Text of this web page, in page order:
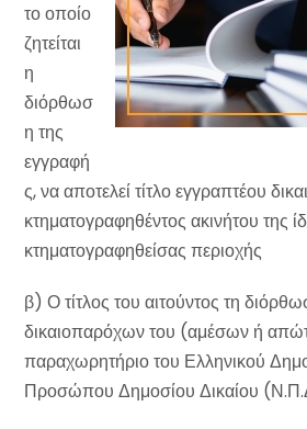
το οποίο
ζητείται
η
διόρθωσ
η της
εγγραφή
ς, να αποτελεί τίτλο εγγραπτέου
κτηματογραφηθέντος ακινήτου της
κτηματογραφηθείσας περιοχής
β) Ο τίτλος του αιτούντος τη
δικαιοπαρόχων του (αμέσων ή
παραχωρητήριο του Ελληνικού
Προσώπου Δημοσίου Δικαίου